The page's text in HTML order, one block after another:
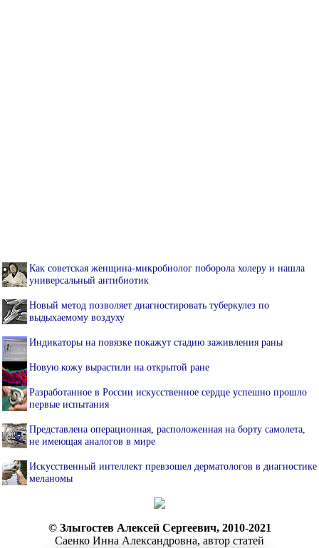
Как советская женщина-микробиолог поборола холеру и нашла
универсальный антибиотик
Новый метод позволяет диагностировать туберкулез по
выдыхаемому воздуху
Индикаторы на повязке покажут стадию заживления раны
Новую кожу вырастили на открытой ране
Разработанное в России искусственное сердце успешно прошло
первые испытания
Представлена операционная, расположенная на борту самолета,
не имеющая аналогов в мире
Искусственный интеллект превзошел дерматологов в диагностике
меланомы
© Злыгостев Алексей Сергеевич, 2010-2021
Саенко Инна Александровна, автор статей